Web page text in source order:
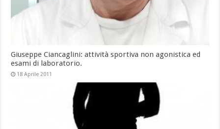
Giuseppe Ciancaglini: attività sportiva non agonistica ed
esami di laboratorio.
18 Aprile 2011